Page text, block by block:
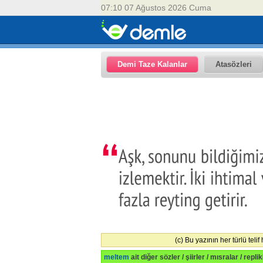
07:10 07 Ağustos 2026 Cuma
Demi Taze Kalanlar Atasözleri
(c) Bu yazının her türlü
meltem ait diğer sözler / şiirler / mısralar /